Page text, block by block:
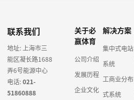
联系我们
地址: 上海市三
能区凝长路1688
弄6号能源中心
电话:021-
51860888
关于必
赢体育
公司介绍
发展历程
企业文化
解决方案
集中式电站
系统
工商业分布
式系统